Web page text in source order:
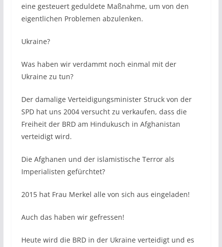
eine gesteuert geduldete Maßnahme, um von den
eigentlichen Problemen abzulenken.
Ukraine?
Was haben wir verdammt noch einmal mit der
Ukraine zu tun?
Der damalige Verteidigungsminister Struck von der
SPD hat uns 2004 versucht zu verkaufen, dass die
Freiheit der BRD am Hindukusch in Afghanistan
verteidigt wird.
Die Afghanen und der islamistische Terror als
Imperialisten gefürchtet?
2015 hat Frau Merkel alle von sich aus eingeladen!
Auch das haben wir gefressen!
Heute wird die BRD in der Ukraine verteidigt und es